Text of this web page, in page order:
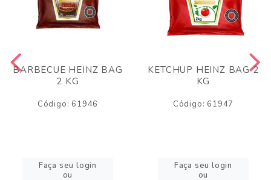
BARBECUE HEINZ BAG
2 KG
Código: 61946
Faça seu login
ou
KETCHUP HEINZ BAG 2
KG
Código: 61947
Faça seu login
ou